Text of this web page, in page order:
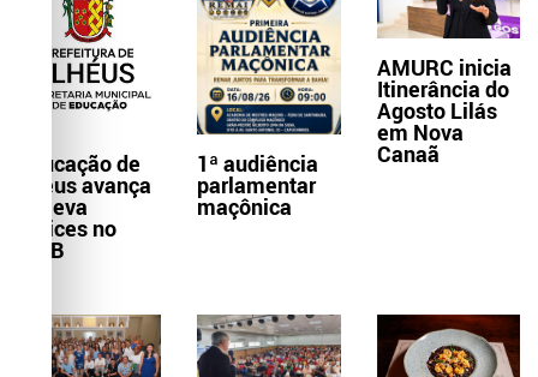
Educação de
Ilhéus avança
e eleva
índices no
IDEB
1ª audiência
parlamentar
maçônica
AMURC inicia
Itinerância do
Agosto Lilás
em Nova
Canaã